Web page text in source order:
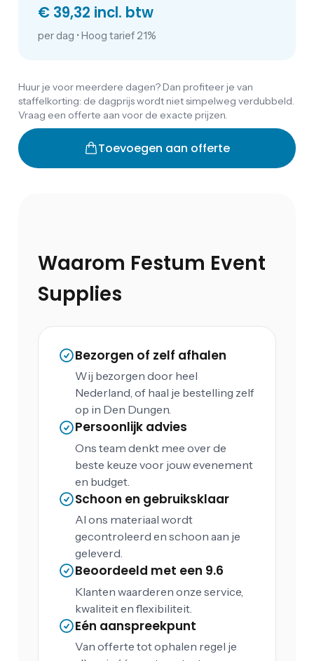
€ 39,32 incl. btw
per dag • Hoog tarief 21%
Huur je voor meerdere dagen? Dan profiteer je van
staffelkorting: de dagprijs wordt niet simpelweg verdubbeld.
Vraag een offerte aan voor de exacte prijzen.
Toevoegen aan offerte
Waarom Festum Event
Supplies
Bezorgen of zelf afhalen
Wij bezorgen door heel
Nederland, of haal je bestelling zelf
op in Den Dungen.
Persoonlijk advies
Ons team denkt mee over de
beste keuze voor jouw evenement
en budget.
Schoon en gebruiksklaar
Al ons materiaal wordt
gecontroleerd en schoon aan je
geleverd.
Beoordeeld met een 9.6
Klanten waarderen onze service,
kwaliteit en flexibiliteit.
Eén aanspreekpunt
Van offerte tot ophalen regel je